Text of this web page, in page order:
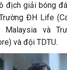
địch giải bóng
ĐH Life
Malaysia và
và đội TDTU.